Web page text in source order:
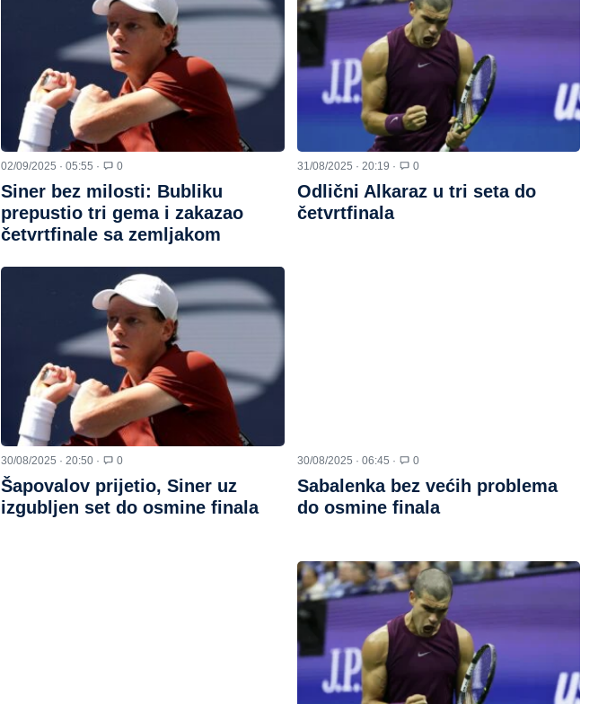
02/09/2025 · 05:55 · 0
Siner bez milosti: Bubliku
prepustio tri gema i zakazao
četvrtfinale sa zemljakom
31/08/2025 · 20:19 · 0
Odlični Alkaraz u tri seta do
četvrtfinala
30/08/2025 · 20:50 · 0
Šapovalov prijetio, Siner uz
izgubljen set do osmine finala
30/08/2025 · 06:45 · 0
Sabalenka bez većih problema
do osmine finala